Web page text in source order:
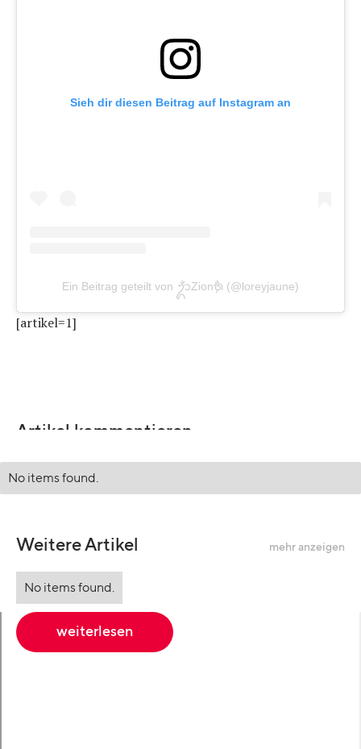
Sieh dir diesen Beitrag auf Instagram an
Ein Beitrag geteilt von ᬊᬁZionᭉᬁ (@loreyjaune)
[artikel=1]
Artikel kommentieren
No items found.
Weitere Artikel mehr anzeigen
No items found.
weiterlesen